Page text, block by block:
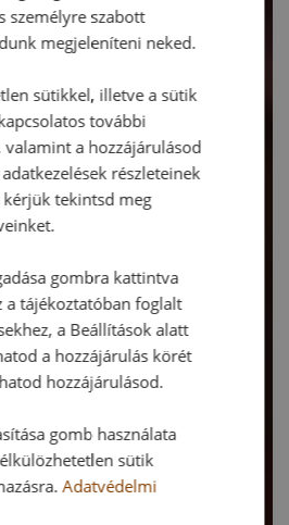
személyre szabott
megjeleníteni neked.
sütikkel, illetve a sütik
további
a hozzájárulásod
részleteinek
tekintsd meg
gombra kattintva
a tájékoztatóban foglalt
a Beállítások alatt
a hozzájárulás körét
hozzájárulásod.
gomb használata
sütik
Adatvédelmi